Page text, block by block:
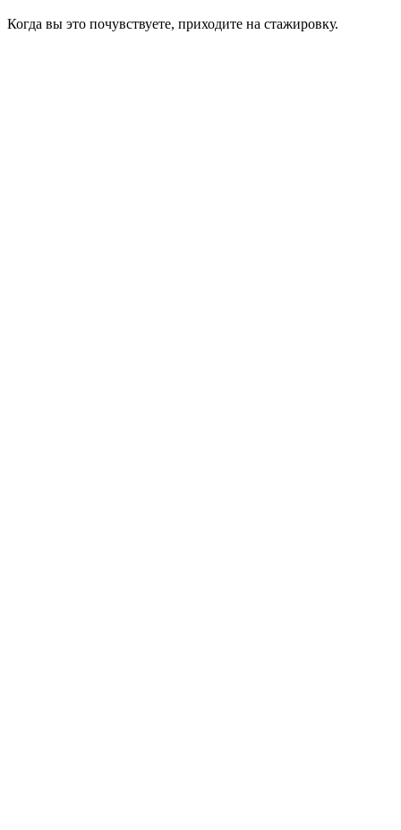
Когда вы это почувствуете, приходите на стажировку.